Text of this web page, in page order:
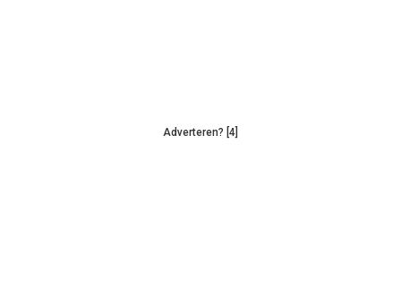
Adverteren? [4]